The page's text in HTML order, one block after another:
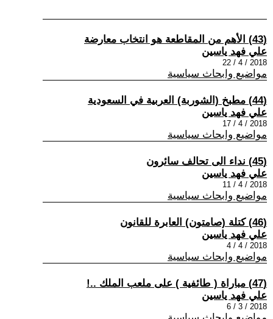
(43) الأهم من المقاطعة هو انتخاب معارضة
علي فهد ياسين
2018 / 4 / 22
مواضيع وابحاث سياسية
(44) مطبخ (الشوربة) العربية في السعودية
علي فهد ياسين
2018 / 4 / 17
مواضيع وابحاث سياسية
(45) نداء الى تحالف سائرون
علي فهد ياسين
2018 / 4 / 11
مواضيع وابحاث سياسية
(46) كتلة (صامتون) العابرة للقانون
علي فهد ياسين
2018 / 4 / 4
مواضيع وابحاث سياسية
(47) مباراة ( طائفية ) على ملعب الملك ..!
علي فهد ياسين
2018 / 3 / 6